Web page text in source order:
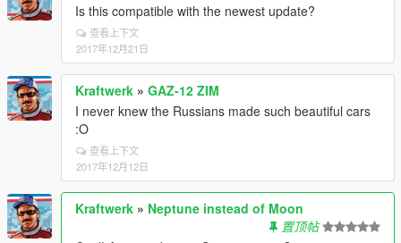
Is this compatible with the newest update?
查看上下文
2017年12月21日
Kraftwerk » GAZ-12 ZIM
I never knew the Russians made such beautiful cars
:O
查看上下文
2017年12月12日
Kraftwerk » Neptune instead of Moon
置顶帖